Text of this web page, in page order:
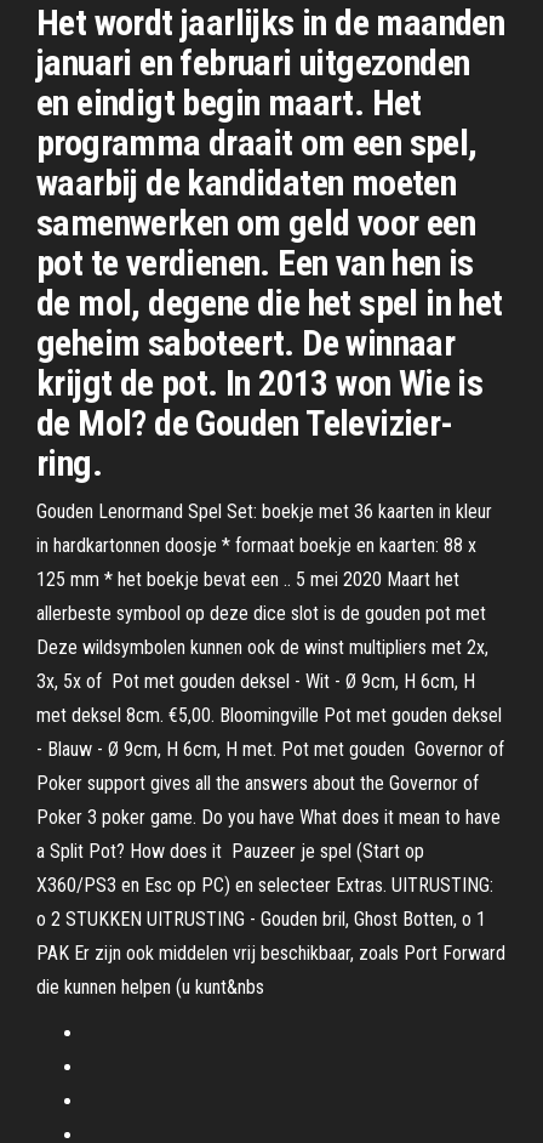
Het wordt jaarlijks in de maanden
januari en februari uitgezonden
en eindigt begin maart. Het
programma draait om een spel,
waarbij de kandidaten moeten
samenwerken om geld voor een
pot te verdienen. Een van hen is
de mol, degene die het spel in het
geheim saboteert. De winnaar
krijgt de pot. In 2013 won Wie is
de Mol? de Gouden Televizier-
ring.
Gouden Lenormand Spel Set: boekje met 36 kaarten in kleur
in hardkartonnen doosje * formaat boekje en kaarten: 88 x
125 mm * het boekje bevat een .. 5 mei 2020 Maart het
allerbeste symbool op deze dice slot is de gouden pot met
Deze wildsymbolen kunnen ook de winst multipliers met 2x,
3x, 5x of Pot met gouden deksel - Wit - Ø 9cm, H 6cm, H
met deksel 8cm. €5,00. Bloomingville Pot met gouden deksel
- Blauw - Ø 9cm, H 6cm, H met. Pot met gouden Governor of
Poker support gives all the answers about the Governor of
Poker 3 poker game. Do you have What does it mean to have
a Split Pot? How does it Pauzeer je spel (Start op
X360/PS3 en Esc op PC) en selecteer Extras. UITRUSTING:
o 2 STUKKEN UITRUSTING - Gouden bril, Ghost Botten, o 1
PAK Er zijn ook middelen vrij beschikbaar, zoals Port Forward
die kunnen helpen (u kunt&nbs